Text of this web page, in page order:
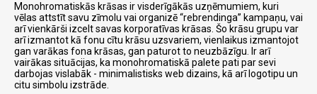
Monohromatiskās krāsas ir visderīgākās uzņēmumiem, kuri
vēlas attstīt savu zīmolu vai organizē rebrendinga
kampaņu, vai
arī vienkārši izcelt savas korporatīvas krāsas. Šo krāsu grupu var
arī izmantot kā fonu cītu krāsu uzsvariem, vienlaikus izmantojot
gan varākas fona krāsas, gan paturot to neuzbāzīgu. Ir arī
vairākas situācijas, ka monohromatiskā palete pati par sevi
darbojas vislabāk - minimalistisks web dizains, kā arī logotipu un
citu simbolu izstrāde.